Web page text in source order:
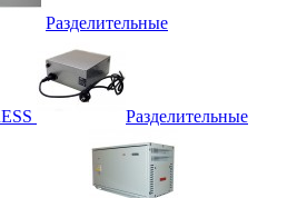
Разделительные
Разделительные